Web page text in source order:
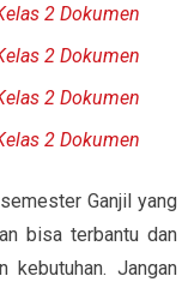
2 Dokumen
2 Dokumen
2 Dokumen
2 Dokumen
Ganjil yang
bisa terbantu dan
kebutuhan. Jangan